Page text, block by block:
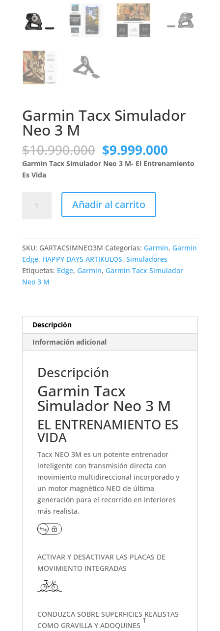
Garmin Tacx Simulador
Neo 3 M
$10.990.000 El
precio
original
$10.990.000.
$9.999.000El
precio
actual
Garmin Tacx Simulador Neo 3 M- El Entrenamiento
Es Vida
cantidad
Añadir al carrito
SKU: GARTACSIMNEO3M Categorías: Garmin, Garmin
Edge, HAPPY DAYS ARTIKULOS, Simuladores
Etiquetas: Edge, Garmin, Garmin Tacx Simulador
Neo 3 M
Descripción
Información adicional
Descripción
Garmin Tacx
Simulador Neo 3 M
EL ENTRENAMIENTO ES
VIDA
Tacx NEO 3M es un potente entrenador
inteligente con transmisión directa con
movimiento multidireccional incorporado y
un motor magnético NEO de última
generación para el recorrido en interiores
más realista.
ACTIVAR Y DESACTIVAR LAS PLACAS DE
MOVIMIENTO INTEGRADAS
CONDUZCA SOBRE SUPERFICIES REALISTAS
COMO GRAVILLA Y ADOQUINES
1